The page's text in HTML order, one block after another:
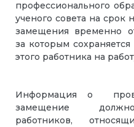
профессионального
ученого совета на срок
замещения временно
за которым
этого работника на
Информация о
замещение
работников,